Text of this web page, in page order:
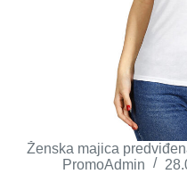
Ženska majica
PromoAdmin